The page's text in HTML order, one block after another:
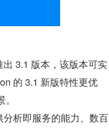
3.1 版本，该版本可实
的 3.1 新版特性更优
析即服务的能力、数百